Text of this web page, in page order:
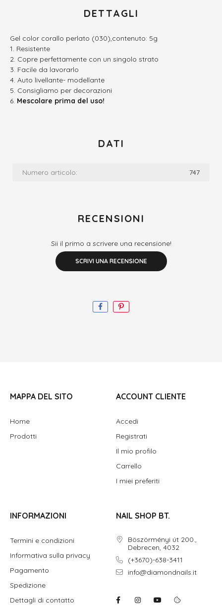
DETTAGLI
Gel color corallo perlato (030),contenuto: 5g
Resistente
Copre perfettamente con un singolo strato
Facile da lavorarlo
Auto livellante- modellante
Consigliamo per decorazioni
Mescolare prima del uso!
DATI
Numero articolo: 747
RECENSIONI
Sii il primo a scrivere una recensione!
SCRIVI UNA RECENSIONE
MAPPA DEL SITO
Home
Prodotti
ACCOUNT CLIENTE
Accedi
Registrati
Il mio profilo
Carrello
I miei preferiti
INFORMAZIONI
Termini e condizioni
Informativa sulla privacy
Pagamento
Spedizione
Dettagli di contatto
NAIL SHOP BT.
Böszörményi út 200.,
Debrecen, 4032
(+3670)-638-3411
info@diamondnails.it